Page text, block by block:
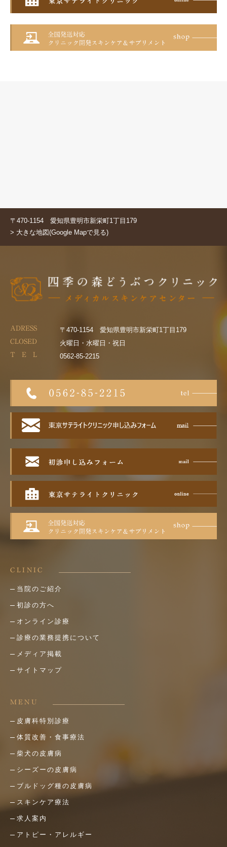
〒470-1154 愛知県豊明市新栄町1丁目179
> 大きな地図(Google Mapで見る)
ADRESS 〒470-1154 愛知県豊明市新栄町1丁目179
CLOSED 火曜日・水曜日・祝日
T E L 0562-85-2215
CLINIC
当院のご紹介
初診の方へ
オンライン診療
診療の業務提携について
メディア掲載
サイトマップ
MENU
皮膚科特別診療
体質改善・食事療法
柴犬の皮膚病
シーズーの皮膚病
ブルドッグ種の皮膚病
スキンケア療法
求人案内
アトピー・アレルギー